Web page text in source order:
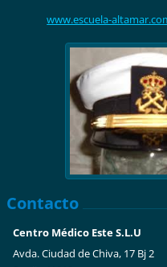
www.escuela-
Contacto
Centro Médico Este S.L.U
Avda. Ciudad de Chiva, 17 Bj 2